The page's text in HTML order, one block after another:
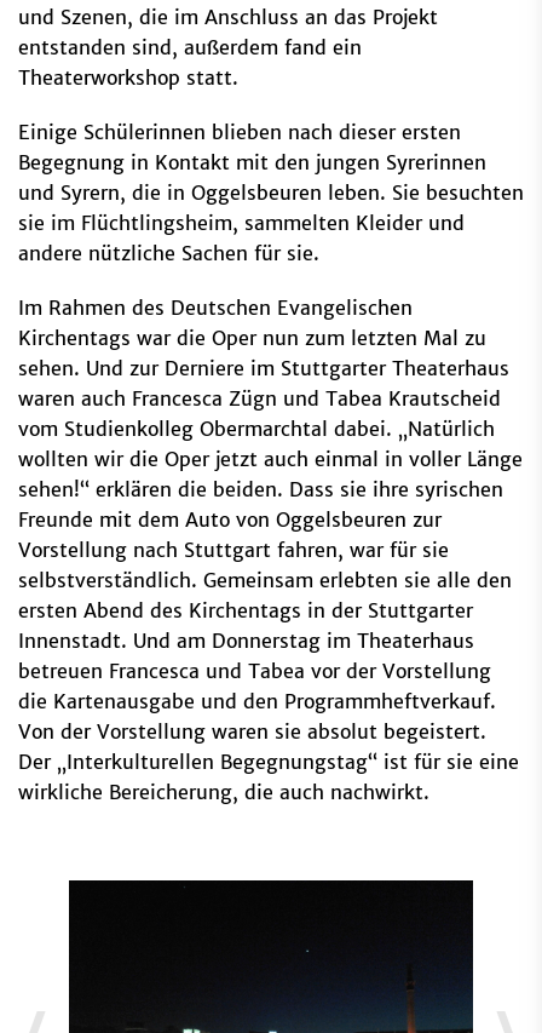
und Szenen, die im Anschluss an das Projekt
entstanden sind, außerdem fand ein
Theaterworkshop statt.
Einige Schülerinnen blieben nach dieser ersten
Begegnung in Kontakt mit den jungen Syrerinnen
und Syrern, die in Oggelsbeuren leben. Sie besuchten
sie im Flüchtlingsheim, sammelten Kleider und
andere nützliche Sachen für sie.
Im Rahmen des Deutschen Evangelischen
Kirchentags war die Oper nun zum letzten Mal zu
sehen. Und zur Derniere im Stuttgarter Theaterhaus
waren auch Francesca Zügn und Tabea Krautscheid
vom Studienkolleg Obermarchtal dabei. „Natürlich
wollten wir die Oper jetzt auch einmal in voller Länge
sehen!“ erklären die beiden. Dass sie ihre syrischen
Freunde mit dem Auto von Oggelsbeuren zur
Vorstellung nach Stuttgart fahren, war für sie
selbstverständlich. Gemeinsam erlebten sie alle den
ersten Abend des Kirchentags in der Stuttgarter
Innenstadt. Und am Donnerstag im Theaterhaus
betreuen Francesca und Tabea vor der Vorstellung
die Kartenausgabe und den Programmheftverkauf.
Von der Vorstellung waren sie absolut begeistert.
Der „Interkulturellen Begegnungstag“ ist für sie eine
wirkliche Bereicherung, die auch nachwirkt.